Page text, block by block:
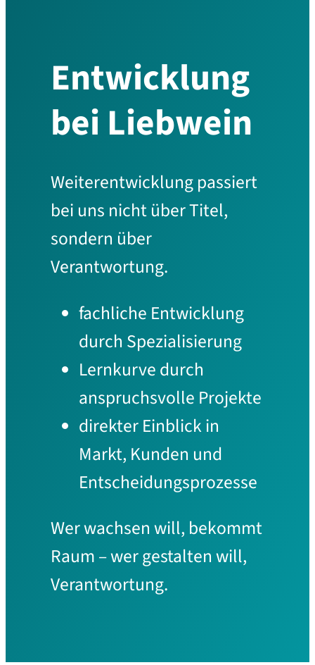
Entwicklung
bei Liebwein
Weiterentwicklung passiert
bei uns nicht über Titel,
sondern über
Verantwortung.
fachliche Entwicklung
durch Spezialisierung
Lernkurve durch
anspruchsvolle Projekte
direkter Einblick in
Markt, Kunden und
Entscheidungsprozesse
Wer wachsen will, bekommt
Raum – wer gestalten will,
Verantwortung.